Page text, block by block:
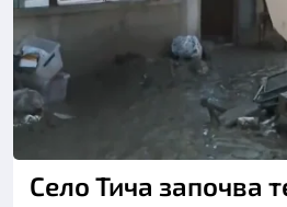
Село Тича започва